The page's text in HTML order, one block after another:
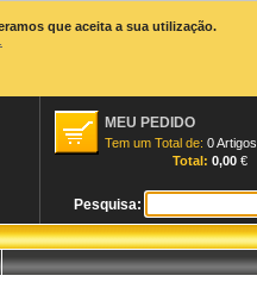
que aceita a sua utilização.
MEU PEDIDO
Tem um Total de: 0 Artigos
Total: 0,00 €
Pesquisa: